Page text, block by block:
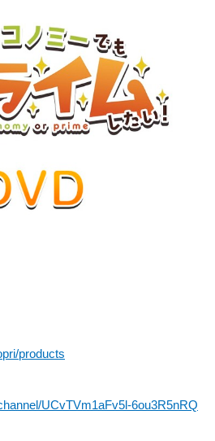
products
UCvTVm1aFv5l-6ou3R5nRQ